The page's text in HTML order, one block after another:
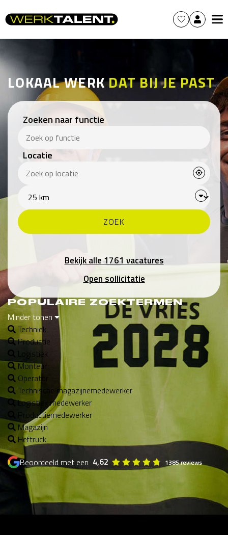
LOKAAL WERKDAT BIJ JE PAST
Zoeken naar functie
Locatie
Bekijk alle 1761 vacatures
Open sollicitatie
POPULAIRE ZOEKTERMEN
Minder tonen
Techniek
Productie
Logistiek
Monteur
Operator
Technische magazijnemedewerker
Logistiek medewerker
Productiemedewerker
Magazijn
Heftruck
Beoordeeld met een 4,62 1385 reviews